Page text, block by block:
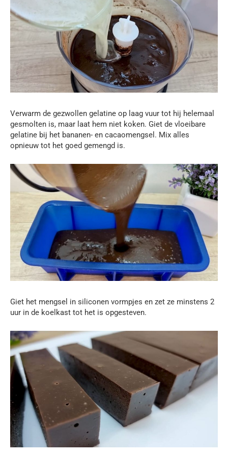
Verwarm de gezwollen gelatine op laag vuur tot hij helemaal
gesmolten is, maar laat hem niet koken. Giet de vloeibare
gelatine bij het bananen- en cacaomengsel. Mix alles
opnieuw tot het goed gemengd is.
Giet het mengsel in siliconen vormpjes en zet ze minstens 2
uur in de koelkast tot het is opgesteven.